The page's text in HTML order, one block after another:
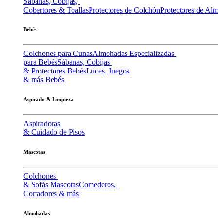
Cobertores & ToallasProtectores de ColchónProtectores de
Bebés
Colchones para CunasAlmohadas Especializadas
para BebésSábanas, Cobijas
& Protectores BebésLuces, Juegos
& más Bebés
Aspirado & Limpieza
Aspiradoras
& Cuidado de Pisos
Mascotas
Colchones
& Sofás MascotasComederos,
Cortadores & más
Almohadas